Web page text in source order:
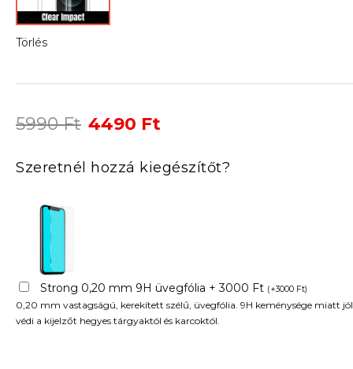
Törlés
5990Ft Original
was:
5990 Ft.
4490 Ft
is:
4490 Ft.
Szeretnél hozzá kiegészítőt?
Strong 0,20 mm 9H üvegfólia + 3000 Ft (+3000 Ft)
0,20 mm vastagságú, kerekített szélű, üvegfólia. 9H keménysége miatt jól
védi a kijelzőt hegyes tárgyaktól és karcoktól.